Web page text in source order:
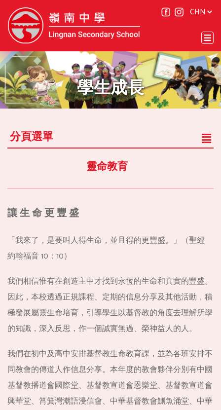
學生成長
分頁選單
靈命教育
讓 生 命 更 豐 盛
「我來了，是要叫人得生命，並且得的更豐盛。」（聖經
約翰福音 10：10）
我們相信惟有在創造主中才找到永恆的生命和真實的豐盛。
因此，本校透過正規課程、定期的信息分享及其他活動，積
極發展屬靈生命培育，引導學生以基督教的角度去理解所學
的知識，深入反思，作一個誠實無過、榮神益人的人。
我們在初中及高中安排基督教生命教育課，並為各班安排不
同教會的傳道人作信息分享。本年度的教會夥伴分別有中國
基督教播道會國際堂、基督教宣道會恩樂堂、基督教宣道會
興華堂、筲箕灣潮語浸信會、中華基督教會鰂魚涌堂、中華